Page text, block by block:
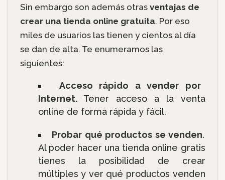
Sin embargo son además otras ventajas de
crear una tienda online gratuita. Por eso
miles de usuarios las tienen y cientos al día
se dan de alta. Te enumeramos las
siguientes:
Acceso rápido a vender por
Internet.Tener acceso a la venta
online de forma rápida y fácil.
Probar qué productos se venden.
Al poder hacer una tienda online gratis
tienes la posibilidad de crear
múltiples y ver qué productos venden